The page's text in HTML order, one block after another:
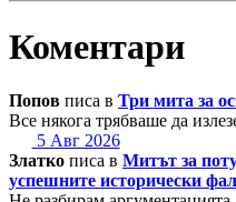
Коментари
Попов писа в Три мита за
Все някога трябваше да
5 Авг 2026
Златко писа в Митът за
успешните исторически